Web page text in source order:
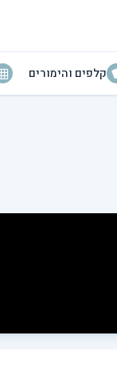
קלפים והימורים